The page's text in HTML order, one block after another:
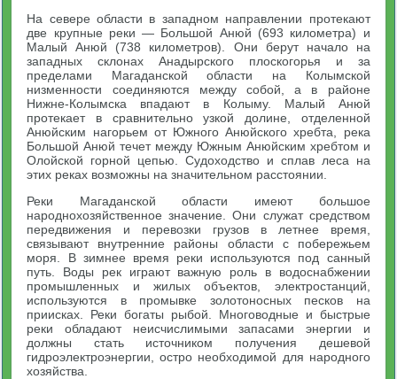
На севере области в западном направлении протекают
две крупные реки — Большой Анюй (693 километра) и
Малый Анюй (738 километров). Они берут начало на
западных склонах Анадырского плоскогорья и за
пределами Магаданской области на Колымской
низменности соединяются между собой, а в районе
Нижне-Колымска впадают в Колыму. Малый Анюй
протекает в сравнительно узкой долине, отделенной
Анюйским нагорьем от Южного Анюйского хребта, река
Большой Анюй течет между Южным Анюйским хребтом и
Олойской горной цепью. Судоходство и сплав леса на
этих реках возможны на значительном расстоянии.
Реки Магаданской области имеют большое
народнохозяйственное значение. Они служат средством
передвижения и перевозки грузов в летнее время,
связывают внутренние районы области с побережьем
моря. В зимнее время реки используются под санный
путь. Воды рек играют важную роль в водоснабжении
промышленных и жилых объектов, электростанций,
используются в промывке золотоносных песков на
приисках. Реки богаты рыбой. Многоводные и быстрые
реки обладают неисчислимыми запасами энергии и
должны стать источником получения дешевой
гидроэлектроэнергии, остро необходимой для народного
хозяйства.